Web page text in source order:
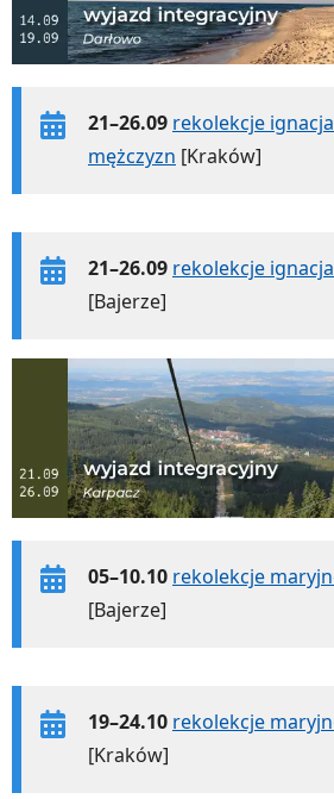
21–26.09 rekolekcje
mężczyzn [Kraków]
21–26.09 rekolekcje
[Bajerze]
05–10.10 rekolekcje
[Bajerze]
19–24.10 rekolekcje
[Kraków]